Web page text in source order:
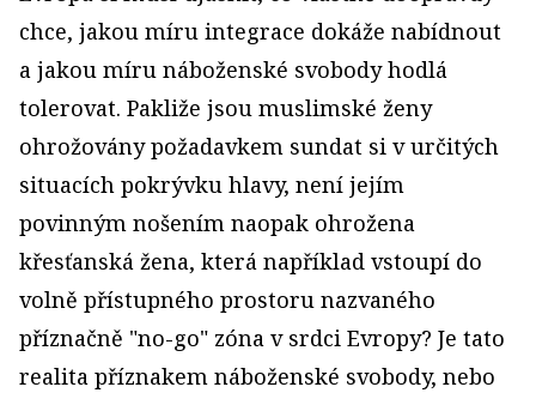
chce, jakou míru integrace dokáže nabídnout
a jakou míru náboženské svobody hodlá
tolerovat. Pakliže jsou muslimské ženy
ohrožovány požadavkem sundat si v určitých
situacích pokrývku hlavy, není jejím
povinným nošením naopak ohrožena
křesťanská žena, která například vstoupí do
volně přístupného prostoru nazvaného
příznačně "no-go" zóna v srdci Evropy? Je tato
realita příznakem náboženské svobody, nebo